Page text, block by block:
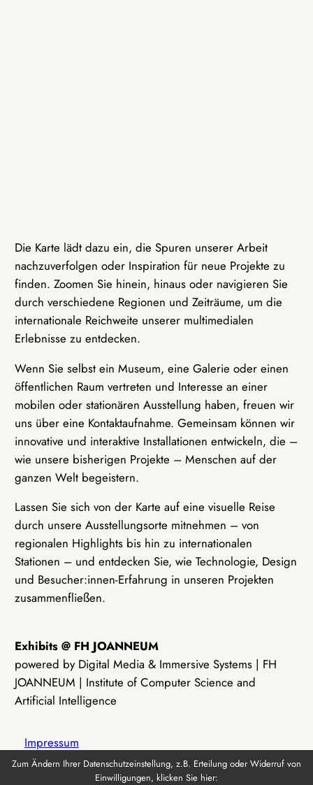
Die Karte lädt dazu ein, die Spuren unserer Arbeit
nachzuverfolgen oder Inspiration für neue Projekte zu
finden. Zoomen Sie hinein, hinaus oder navigieren Sie
durch verschiedene Regionen und Zeiträume, um die
internationale Reichweite unserer multimedialen
Erlebnisse zu entdecken.
Wenn Sie selbst ein Museum, eine Galerie oder einen
öffentlichen Raum vertreten und Interesse an einer
mobilen oder stationären Ausstellung haben, freuen wir
uns über eine Kontaktaufnahme. Gemeinsam können wir
innovative und interaktive Installationen entwickeln, die –
wie unsere bisherigen Projekte – Menschen auf der
ganzen Welt begeistern.
Lassen Sie sich von der Karte auf eine visuelle Reise
durch unsere Ausstellungsorte mitnehmen – von
regionalen Highlights bis hin zu internationalen
Stationen – und entdecken Sie, wie Technologie, Design
und Besucher:innen-Erfahrung in unseren Projekten
zusammenfließen.
Exhibits @ FH JOANNEUM
powered by Digital Media & Immersive Systems | FH
JOANNEUM | Institute of Computer Science and
Artificial Intelligence
Impressum
Zum Ändern Ihrer Datenschutzeinstellung, z.B. Erteilung oder Widerruf von
Einwilligungen, klicken Sie hier: